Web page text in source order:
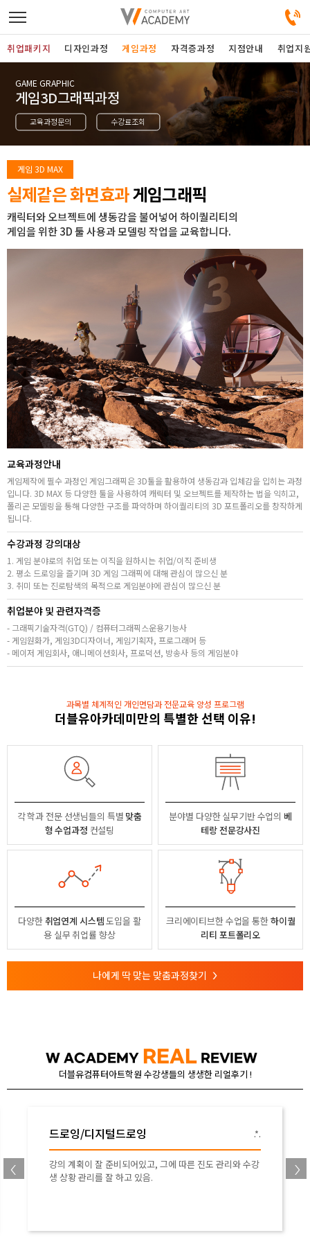
디자인정규과정
디자인단과과정
게임과정
자격증과정
커뮤니티
고객상담센터
아카데미소개
지점별 홈페이지
취업패키지 디자인과정 게임과정 자격증과정 지점안내 취업지
GAME GRAPHIC
게임3D그래픽과정
교육과정문의 수강료조회
게임 3D MAX
실제같은 화면효과게임그래픽
캐릭터와 오브젝트에 생동감을 불어넣어 하이퀄리티의
게임을 위한 3D 툴 사용과 모델링 작업을 교육합니다.
교육과정안내
게임제작에 필수 과정인 게임그래픽은 3D툴을 활용하여 생동감과 입체감을 입히는 과정
입니다. 3D MAX 등 다양한 툴을 사용하여 캐릭터 및 오브젝트를 제작하는 법을 익히고,
폴리곤 모델링을 통해 다양한 구조를 파악하며 하이퀄리티의 3D 포트폴리오를 창작하게
됩니다.
수강과정 강의대상
1. 게임 분야로의 취업 또는 이직을 원하시는 취업/이직 준비생
2. 평소 드로잉을 즐기며 3D 게임 그래픽에 대해 관심이 많으신 분
3. 취미 또는 진로탐색의 목적으로 게임분야에 관심이 많으신 분
취업분야 및 관련자격증
- 그래픽기술자격(GTQ) / 컴퓨터그래픽스운용기능사
- 게임원화가, 게임3D디자이너, 게임기획자, 프로그래머 등
- 메이저 게임회사, 애니메이션회사, 프로덕션, 방송사 등의 게임분야
과목별 체계적인 개인면담과 전문교육 양성 프로그램
더블유아카데미만의 특별한 선택 이유!
각 학과 전문 선생님들의 특별 맞춤
형 수업과정 컨설팅
분야별 다양한 실무기반 수업의 베
테랑 전문강사진
다양한취업연계 시스템도입을 활
용실무 취업률 향상
크리에이티브한 수업을 통한하이퀄
리티 포트폴리오
나에게 딱 맞는 맞춤과정찾기 >
W ACADEMY REAL REVIEW
더블유컴퓨터아트학원 수강생들의 생생한 리얼후기 !
드로잉/디지털드로잉 김*진
선생님이 매일 자료도 주시고 꼼꼼하게 피드백해주셔서 좋
슴니다.